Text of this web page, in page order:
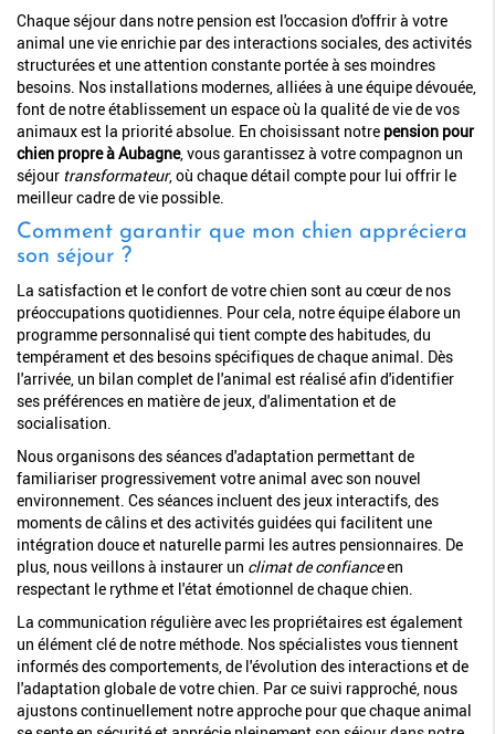
Chaque séjour dans notre pension est l'occasion d'offrir à votre
animal une vie enrichie par des interactions sociales, des activités
structurées et une attention constante portée à ses moindres
besoins. Nos installations modernes, alliées à une équipe dévouée,
font de notre établissement un espace où la qualité de vie de vos
animaux est la priorité absolue. En choisissant notre pension pour
chien propre à Aubagne, vous garantissez à votre compagnon un
séjour transformateur, où chaque détail compte pour lui offrir le
meilleur cadre de vie possible.
Comment garantir que mon chien appréciera
son séjour ?
La satisfaction et le confort de votre chien sont au cœur de nos
préoccupations quotidiennes. Pour cela, notre équipe élabore un
programme personnalisé qui tient compte des habitudes, du
tempérament et des besoins spécifiques de chaque animal. Dès
l'arrivée, un bilan complet de l'animal est réalisé afin d'identifier
ses préférences en matière de jeux, d'alimentation et de
socialisation.
Nous organisons des séances d'adaptation permettant de
familiariser progressivement votre animal avec son nouvel
environnement. Ces séances incluent des jeux interactifs, des
moments de câlins et des activités guidées qui facilitent une
intégration douce et naturelle parmi les autres pensionnaires. De
plus, nous veillons à instaurer un climat de confianceen
respectant le rythme et l'état émotionnel de chaque chien.
La communication régulière avec les propriétaires est également
un élément clé de notre méthode. Nos spécialistes vous tiennent
informés des comportements, de l'évolution des interactions et de
l'adaptation globale de votre chien. Par ce suivi rapproché, nous
ajustons continuellement notre approche pour que chaque animal